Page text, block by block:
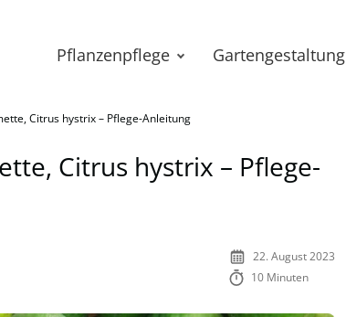
Pflanzenpflege Gartengestaltung
Citrus hystrix – Pflege-Anleitung
Citrus hystrix – Pflege-
22. August 2023
10 Minuten